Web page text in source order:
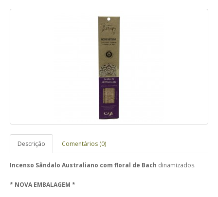
Descrição Comentários (0)
Incenso Sândalo Australiano com floral de Bach dinamizados.
* NOVA EMBALAGEM *